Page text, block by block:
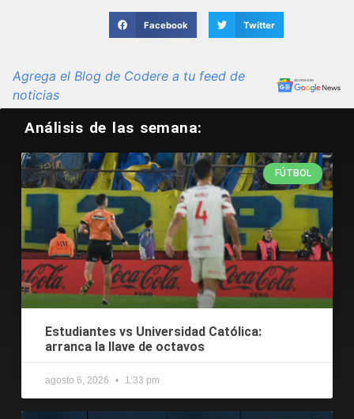
Facebook Twitter
Agrega el Blog de Codere a tu feed de
noticias
Análisis de las semana:
FÚTBOL
Estudiantes vs Universidad Católica:
arranca la llave de octavos
agosto 6, 2026 1:33 pm